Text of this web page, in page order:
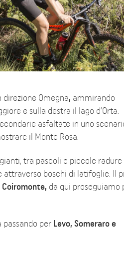
Omegna, ammirando
e sulla destra il lago d’Orta.
asfaltate in uno
il Monte Rosa.
tra pascoli e piccole radure
attraverso boschi di latifoglie. Il
Coiromonte, da qui proseguiamo
passando per Levo, Someraro e